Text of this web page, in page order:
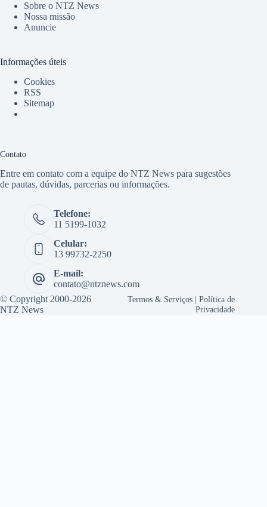
Sobre o NTZ News
Nossa missão
Anuncie
Informações úteis
Cookies
RSS
Sitemap
Contato
Entre em contato com a equipe do NTZ News para sugestões
de pautas, dúvidas, parcerias ou informações.
Telefone:
11 5199-1032
Celular:
13 99732-2250
E-mail:
contato@ntznews.com
© Copyright 2000-2026
NTZ News
Termos & Serviços |Política de
Privacidade